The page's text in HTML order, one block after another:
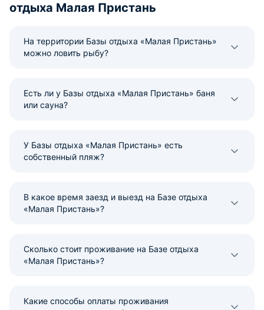
отдыха Малая Пристань
На территории Базы отдыха «Малая Пристань»
можно ловить рыбу?
Есть ли у Базы отдыха «Малая Пристань» баня
или сауна?
У Базы отдыха «Малая Пристань» есть
собственный пляж?
В какое время заезд и выезд на Базе отдыха
«Малая Пристань»?
Сколько стоит проживание на Базе отдыха
«Малая Пристань»?
Какие способы оплаты проживания